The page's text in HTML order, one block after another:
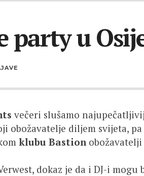
party u
večeri slušamo
obožavatelje diljem svijeta,
klubu Bastionobožavatelji
dokaz je da i DJ-i mogu